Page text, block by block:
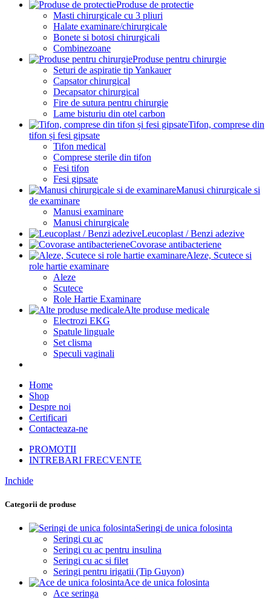
Produse de protectie
Masti chirurgicale cu 3 pliuri
Halate examinare/chirurgicale
Bonete si botosi chirurgicali
Combinezoane
Produse pentru chirurgie
Seturi de aspiratie tip Yankauer
Capsator chirurgical
Decapsator chirurgical
Fire de sutura pentru chirurgie
Lame bisturiu din otel carbon
Tifon, comprese din
tifon și fesi gipsate
Tifon medical
Comprese sterile din tifon
Fesi tifon
Fesi gipsate
Manusi chirurgicale si
de examinare
Manusi examinare
Manusi chirurgicale
Leucoplast / Benzi adezive
Covorase antibacteriene
Aleze, Scutece si
role hartie examinare
Aleze
Scutece
Role Hartie Examinare
Alte produse medicale
Electrozi EKG
Spatule linguale
Set clisma
Speculi vaginali
Home
Shop
Despre noi
Certificari
Contacteaza-ne
PROMOTII
INTREBARI FRECVENTE
Inchide
Categorii de produse
Seringi de unica folosinta
Seringi cu ac
Seringi cu ac pentru insulina
Seringi cu ac si filet
Seringi pentru irigatii (Tip Guyon)
Ace de unica folosinta
Ace seringa